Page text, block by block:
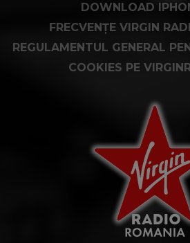
DOWNLOAD
FRECVENȚE VIRGIN
REGULAMENTUL GENERAL
COOKIES PE